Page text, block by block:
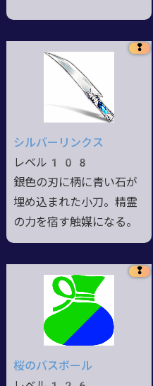
❢
シルバーリンクス
レベル108
銀色の刃に柄に青い石が
埋め込まれた小刀。精霊
の力を宿す触媒になる。
❢
桜のバスボール